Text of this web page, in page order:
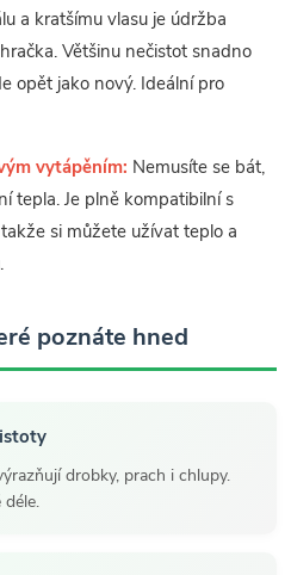
a kratšímu vlasu je údržba
Většinu nečistot snadno
opět jako nový. Ideální pro
vytápěním: Nemusíte se bát,
tepla. Je plně kompatibilní s
si můžete užívat teplo a
poznáte hned
drobky, prach i chlupy.
déle.